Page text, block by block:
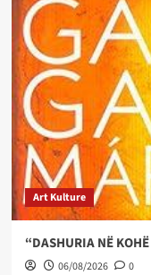
Art Kulture
“DASHURIA NË
06/08/2026 0